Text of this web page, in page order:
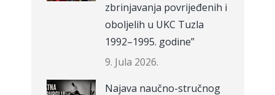
zbrinjavanja povrijeđenih i
oboljelih u UKC Tuzla
1992–1995. godine”
9. Jula 2026.
Najava naučno-stručnog